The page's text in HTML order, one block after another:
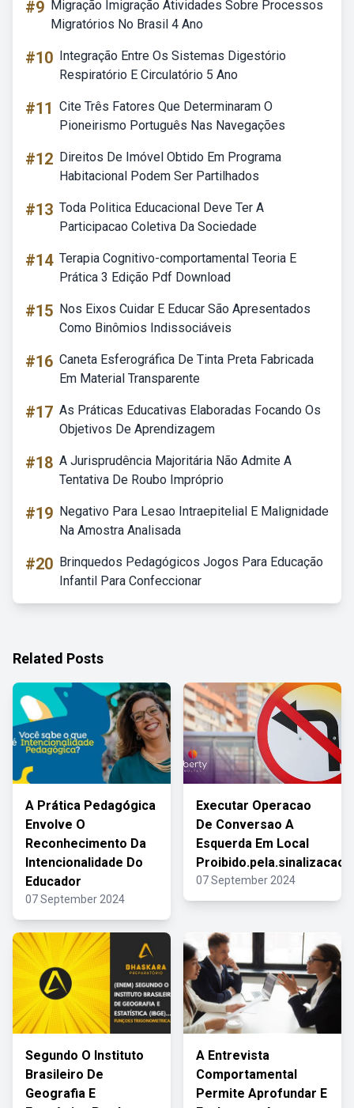
#9 Migração Imigração Atividades Sobre Processos
Migratórios No Brasil 4 Ano
#10 Integração Entre Os Sistemas Digestório
Respiratório E Circulatório 5 Ano
#11 Cite Três Fatores Que Determinaram O
Pioneirismo Português Nas Navegações
#12 Direitos De Imóvel Obtido Em Programa
Habitacional Podem Ser Partilhados
#13 Toda Politica Educacional Deve Ter A
Participacao Coletiva Da Sociedade
#14 Terapia Cognitivo-comportamental Teoria E
Prática 3 Edição Pdf Download
#15 Nos Eixos Cuidar E Educar São Apresentados
Como Binômios Indissociáveis
#16 Caneta Esferográfica De Tinta Preta Fabricada
Em Material Transparente
#17 As Práticas Educativas Elaboradas Focando Os
Objetivos De Aprendizagem
#18 A Jurisprudência Majoritária Não Admite A
Tentativa De Roubo Impróprio
#19 Negativo Para Lesao Intraepitelial E Malignidade
Na Amostra Analisada
#20 Brinquedos Pedagógicos Jogos Para Educação
Infantil Para Confeccionar
Related Posts
A Prática Pedagógica
Envolve O
Reconhecimento Da
Intencionalidade Do
Educador
07 September 2024
Executar Operacao
De Conversao A
Esquerda Em Local
Proibido.pela.sinalizacao
07 September 2024
Segundo O Instituto
Brasileiro De
Geografia E
A Entrevista
Comportamental
Permite Aprofundar E